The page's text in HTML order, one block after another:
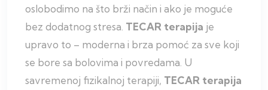
oslobodimo na što brži način i ako je moguće
bez dodatnog stresa. TECAR terapija je
upravo to – moderna i brza pomoć za sve koji
se bore sa bolovima i povredama. U
savremenoj fizikalnoj terapiji, TECAR terapija